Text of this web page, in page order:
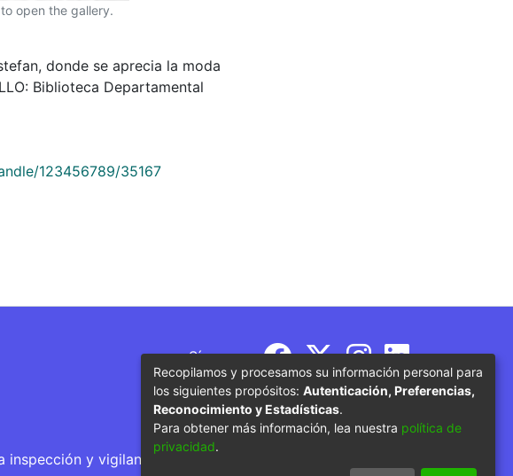
open the gallery.
donde se aprecia la moda
Biblioteca Departamental
123456789/35167
Síguenos
y vigilancia por parte del Ministerio de Educación
Recopilamos y procesamos su información personal para
los siguientes propósitos: Autenticación, Preferencias,
Reconocimiento y Estadísticas.
Para obtener más información, lea nuestra política de
privacidad.